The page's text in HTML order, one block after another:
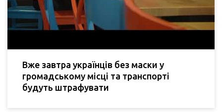
Вже завтра українців без маски у
громадському місці та транспорті
будуть штрафувати